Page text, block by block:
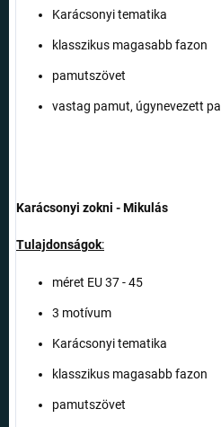
Karácsonyi tematika
klasszikus magasabb fazon
pamutszövet
vastag pamut, úgynevezett
Karácsonyi zokni - Mikulás
Tulajdonságok:
méret EU 37 - 45
3 motívum
Karácsonyi tematika
klasszikus magasabb fazon
pamutszövet